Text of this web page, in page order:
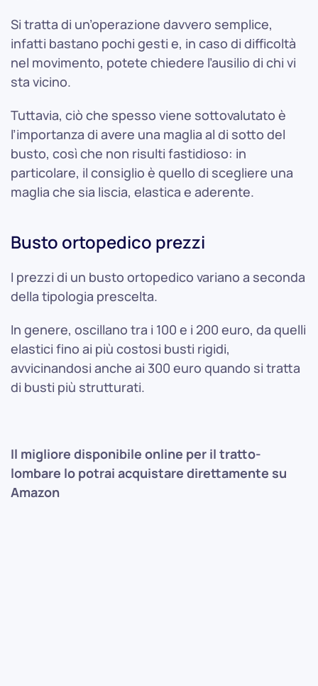
Si tratta di un’operazione davvero semplice,
infatti bastano pochi gesti e, in caso di difficoltà
nel movimento, potete chiedere l’ausilio di chi vi
sta vicino.
Tuttavia, ciò che spesso viene sottovalutato è
l’importanza di avere una maglia al di sotto del
busto, così che non risulti fastidioso: in
particolare, il consiglio è quello di scegliere una
maglia che sia liscia, elastica e aderente.
Busto ortopedico prezzi
I prezzi di un busto ortopedico variano a seconda
della tipologia prescelta.
In genere, oscillano tra i 100 e i 200 euro, da quelli
elastici fino ai più costosi busti rigidi,
avvicinandosi anche ai 300 euro quando si tratta
di busti più strutturati.
Il migliore disponibile online per il tratto-
lombare lo potrai acquistare direttamente su
Amazon